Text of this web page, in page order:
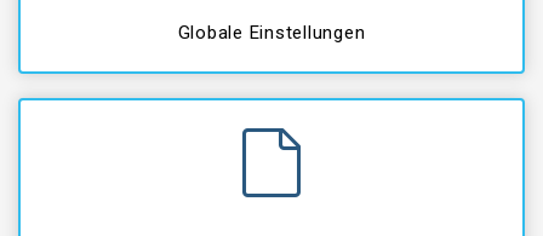
Globale Einstellungen